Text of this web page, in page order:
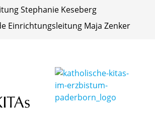
Stephanie Keseberg
Einrichtungsleitung Maja Zenker